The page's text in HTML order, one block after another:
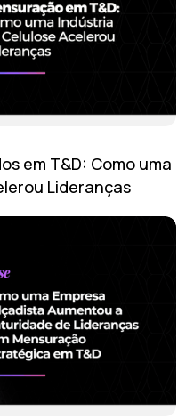
em T&D: Como uma
Lideranças